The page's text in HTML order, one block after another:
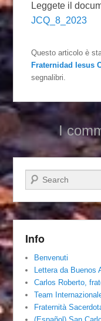
Leggete il
JCQ_8_2023
Questo articolo è
Fraternidad Iesus
segnalibri.
I
Cerca
Info
Benvenuti
Lettera da Buenos
Carlos Roberto,
Team
Fraternità